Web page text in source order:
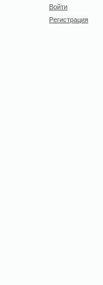
Войти
Регистрация